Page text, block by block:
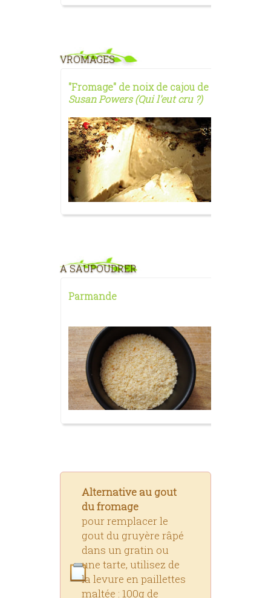
VROMAGES
"Fromage" de noix de cajou de
Susan Powers (Qui l'eut cru ?)
A SAUPOUDRER
Parmande
Alternative au gout
du fromage
pour remplacer le
gout du gruyère râpé
dans un gratin ou
une tarte, utilisez de
la levure en paillettes
maltée : 100g de